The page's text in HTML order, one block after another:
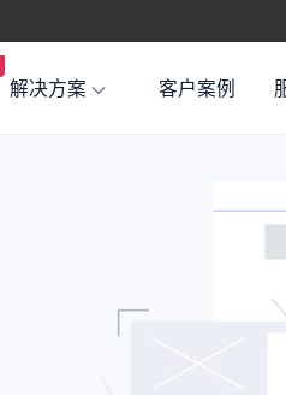
解决方案 客户案例